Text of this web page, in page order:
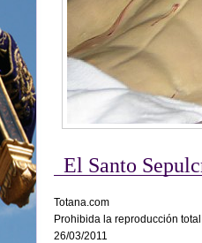
El Santo
Totana.com
Prohibida la reproducción
26/03/2011